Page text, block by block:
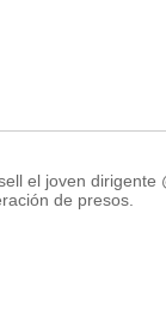
el joven dirigente
de presos.